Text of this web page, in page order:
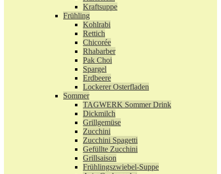
Kraftsuppe
Frühling
Kohlrabi
Rettich
Chicorée
Rhabarber
Pak Choi
Spargel
Erdbeere
Lockerer Osterfladen
Sommer
TAGWERK Sommer Drink
Dickmilch
Grillgemüse
Zucchini
Zucchini Spagetti
Gefüllte Zucchini
Grillsaison
Frühlingszwiebel-Suppe